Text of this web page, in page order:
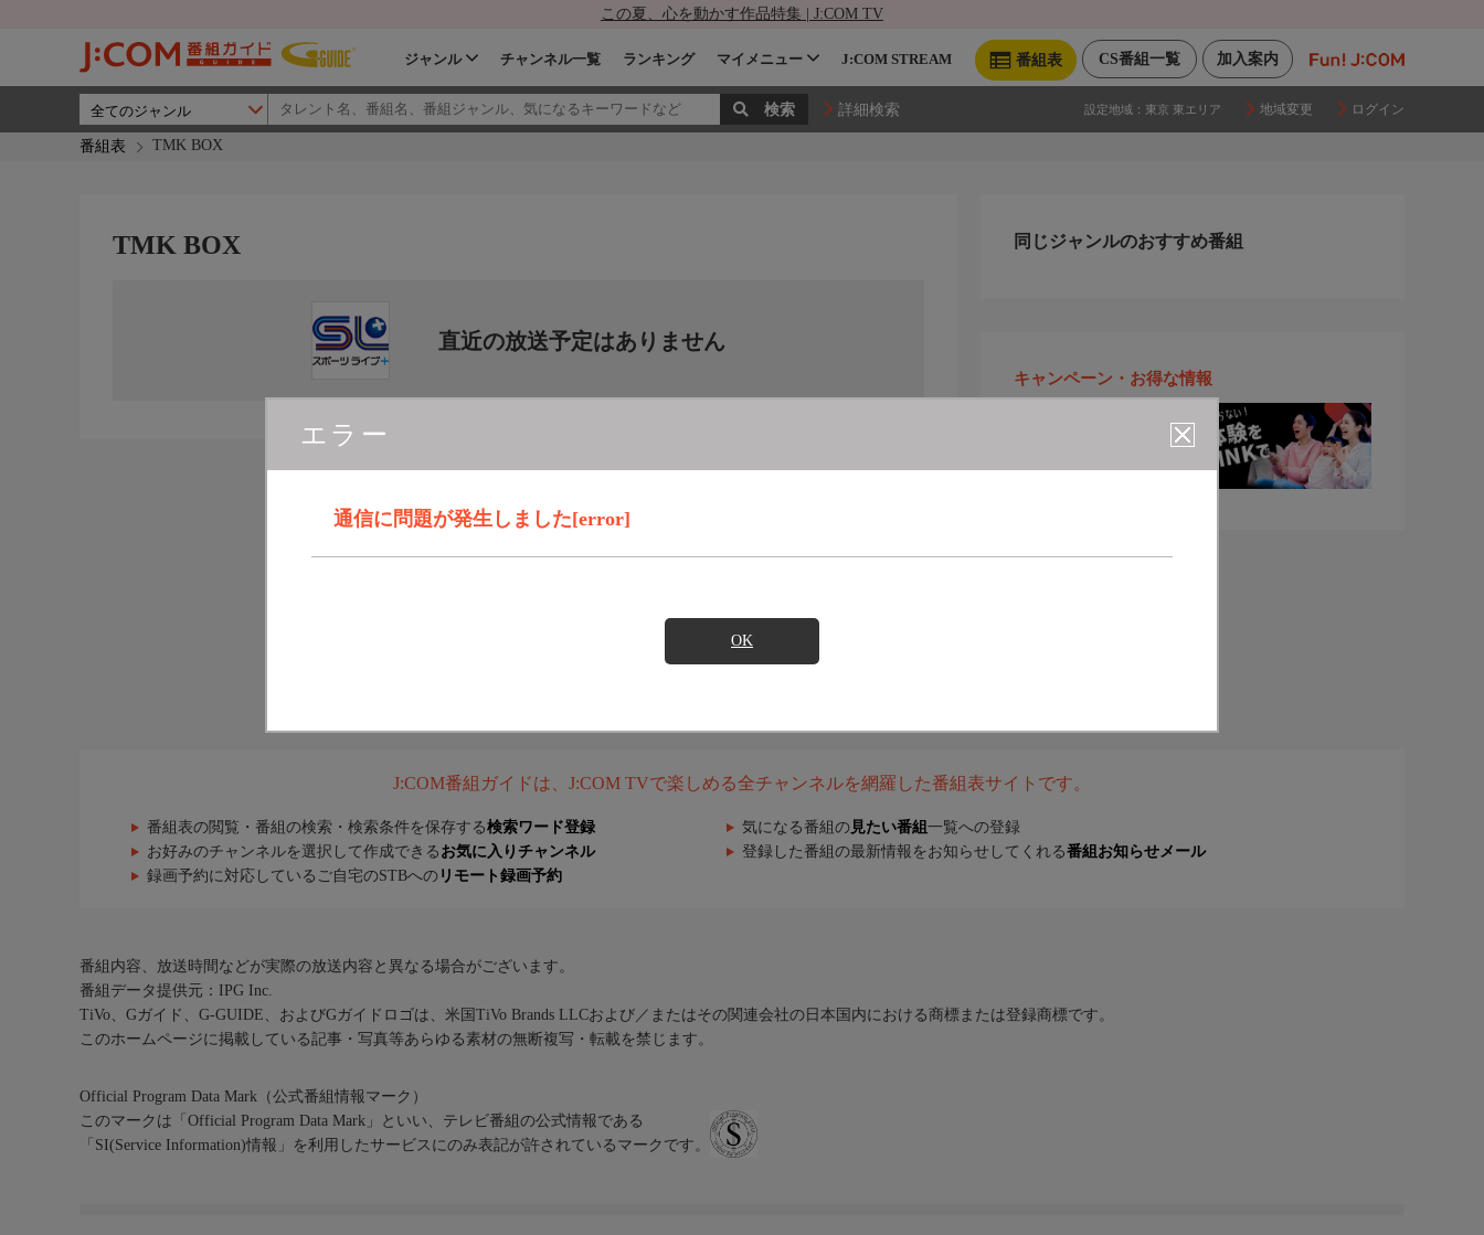
この夏、心を動かす作品特集 | J:COM TV
加入案内
CS番組一覧
番組表
ジャンル チャンネル一覧 ランキング マイメニュー J:COM STREAM
詳細検索 設定地域： 東京 東エリア 地域変更 ログイン
番組表 TMK BOX
エラー
通信に問題が発生しました[error]
OK
TMK BOX
直近の放送予定はありません
同じジャンルのおすすめ番組
キャンペーン・お得な情報
J:COM番組ガイドは、J:COM TVで楽しめる全チャンネルを網羅した番組表サイトです。
番組表の閲覧・番組の検索・検索条件を保存する検索ワード登録 気になる番組の 見たい番組 一覧への登録
お好みのチャンネルを選択して作成できる お気に入りチャンネル 登録した番組の最新情報をお知らせしてくれる番組お知らせメール
録画予約に対応しているご自宅のSTBへの リモート録画予約
番組内容、放送時間などが実際の放送内容と異なる場合がございます。
番組データ提供元：IPG Inc.
TiVo、Gガイド、G-GUIDE、およびGガイドロゴは、米国TiVo Brands LLCおよび／またはその関連会社の日本国内における商標または登録商標です。
このホームページに掲載している記事・写真等あらゆる素材の無断複写・転載を禁じます。
Official Program Data Mark（公式番組情報マーク）
このマークは「Official Program Data Mark」といい、テレビ番組の公式情報である
「SI(Service Information)情報」を利用したサービスにのみ表記が許されているマークです。